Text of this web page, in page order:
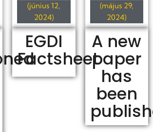
(június 12,
2024)
EGDI
Factsheet
(május 29,
2024)
A new
paper
has
been